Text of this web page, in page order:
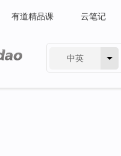
有道精品课 云笔记
中英